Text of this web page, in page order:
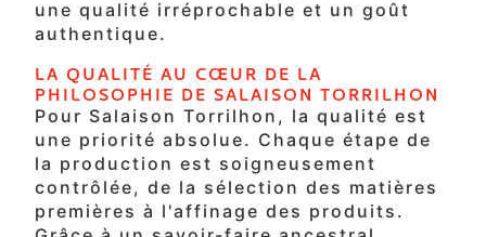
une qualité irréprochable et un goût
authentique.
LA QUALITÉ AU CŒUR DE LA
PHILOSOPHIE DE SALAISON TORRILHON
Pour Salaison Torrilhon, la qualité est
une priorité absolue. Chaque étape de
la production est soigneusement
contrôlée, de la sélection des matières
premières à l'affinage des produits.